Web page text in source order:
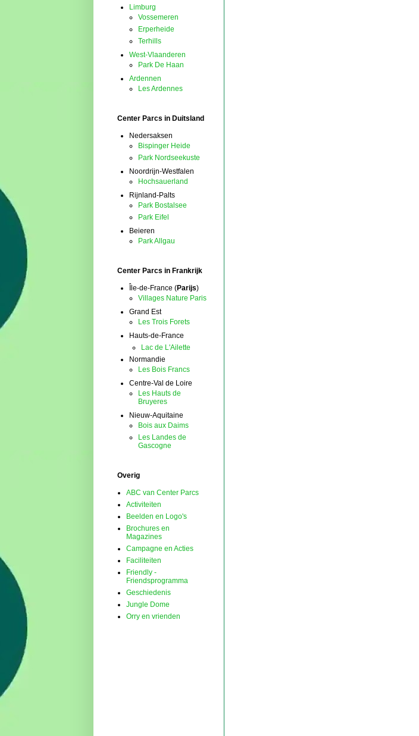
Limburg
Vossemeren
Erperheide
Terhills
West-Vlaanderen
Park De Haan
Ardennen
Les Ardennes
Center Parcs in Duitsland
Nedersaksen
Bispinger Heide
Park Nordseekuste
Noordrijn-Westfalen
Hochsauerland
Rijnland-Palts
Park Bostalsee
Park Eifel
Beieren
Park Allgau
Center Parcs in Frankrijk
Île-de-France (Parijs)
Villages Nature Paris
Grand Est
Les Trois Forets
Hauts-de-France
Lac de L'Ailette
Normandie
Les Bois Francs
Centre-Val de Loire
Les Hauts de
Bruyeres
Nieuw-Aquitaine
Bois aux Daims
Les Landes de
Gascogne
Overig
ABC van Center Parcs
Activiteiten
Beelden en Logo's
Brochures en
Magazines
Campagne en Acties
Faciliteiten
Friendly -
Friendsprogramma
Geschiedenis
Jungle Dome
Orry en vrienden